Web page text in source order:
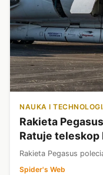
NAUKA I
Rakieta
Ratuje teleskop
Rakieta Pegasus
Spider's Web